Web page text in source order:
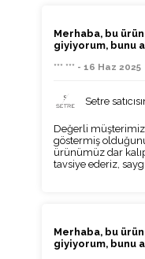
Merhaba, bu
giyiyorum, bunu
*** *** - 16 Haz 2025
Setre
Değerli
göstermiş
ürünümüz dar
tavsiye ederiz,
Merhaba, bu
giyiyorum, bunu